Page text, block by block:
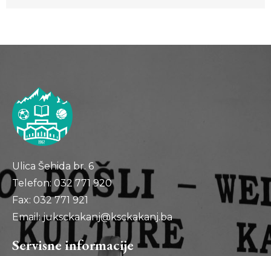
Ulica Šehida br. 6
Telefon: 032 771 920
Fax: 032 771 921
Email: juksckakanj@ksckakanj.ba
Servisne informacije